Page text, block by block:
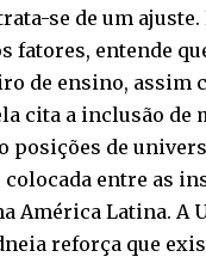
se de um
fatores, entende
de ensino, assim
cita a inclusão de
posições de
entre as
América Latina. A
reforça que